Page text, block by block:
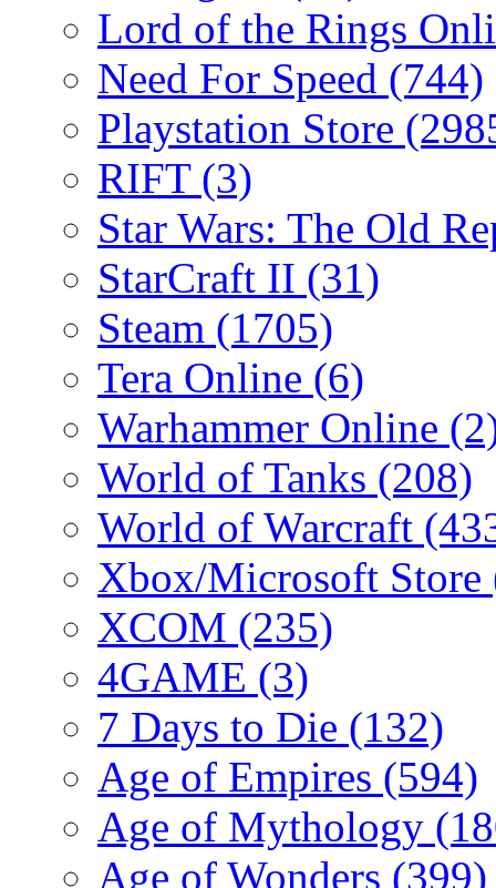
Lord of the Rings
Need For Speed (744)
Playstation Store
RIFT (3)
Star Wars: The Old
StarCraft II (31)
Steam (1705)
Tera Online (6)
Warhammer Online
World of Tanks (208)
World of Warcraft
Xbox/Microsoft Store
XCOM (235)
4GAME (3)
7 Days to Die (132)
Age of Empires (594)
Age of Mythology
Age of Wonders (399)